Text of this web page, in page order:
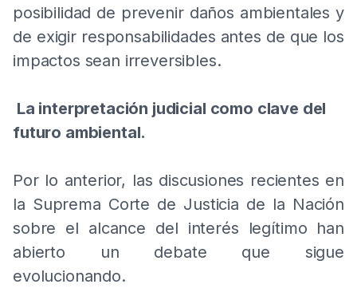
posibilidad de prevenir daños ambientales y
de exigir responsabilidades antes de que los
impactos sean irreversibles.
La interpretación judicial como clave del
futuro ambiental.
Por lo anterior, las discusiones recientes en
la Suprema Corte de Justicia de la Nación
sobre el alcance del interés legítimo han
abierto un debate que sigue
evolucionando.